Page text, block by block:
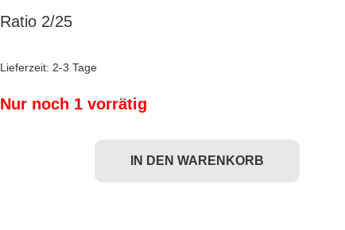
Ratio 2/25
Lieferzeit: 2-3 Tage
Nur noch 1 vorrätig
Kidrobot Dunny Series 5 - Reach Menge
IN DEN WARENKORB